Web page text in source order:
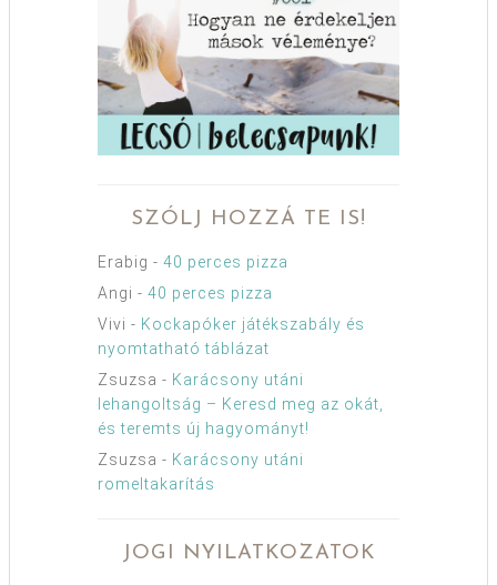
SZÓLJ HOZZÁ TE IS!
Erabig - 40 perces pizza
Angi - 40 perces pizza
Vivi - Kockapóker játékszabály és
nyomtatható táblázat
Zsuzsa - Karácsony utáni
lehangoltság – Keresd meg az okát,
és teremts új hagyományt!
Zsuzsa - Karácsony utáni
romeltakarítás
JOGI NYILATKOZATOK